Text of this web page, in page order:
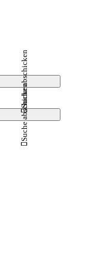
Suche abschicken
Suche abschicken